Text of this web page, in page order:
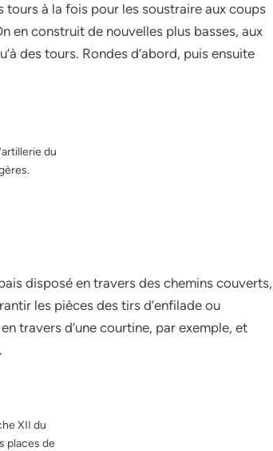
tours à la fois pour les soustraire aux coups
en construit de nouvelles plus basses, aux
des tours. Rondes d’abord, puis ensuite
du
disposé en travers des chemins couverts,
les pièces des tirs d’enfilade ou
travers d’une courtine, par exemple, et
XII du
places de